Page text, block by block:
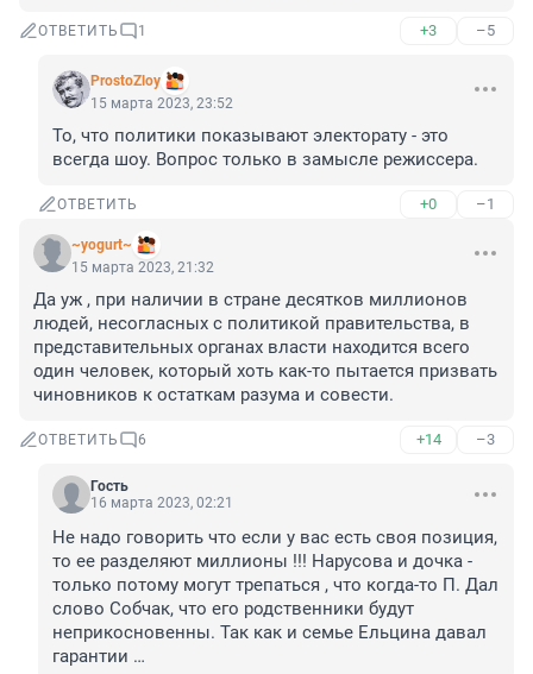
ОТВЕТИТЬ 1 +3 –5
ProstoZloy
15 марта 2023, 23:52
То, что политики показывают электорату - это
всегда шоу. Вопрос только в замысле режиссера.
ОТВЕТИТЬ +0 –1
~yogurt~
15 марта 2023, 21:32
Да уж , при наличии в стране десятков миллионов
людей, несогласных с политикой правительства, в
представительных органах власти находится всего
один человек, который хоть как-то пытается призвать
чиновников к остаткам разума и совести.
ОТВЕТИТЬ 6 +14 –3
Гость
16 марта 2023, 02:21
Не надо говорить что если у вас есть своя позиция,
то ее разделяют миллионы !!! Нарусова и дочка -
только потому могут трепаться , что когда-то П. Дал
слово Собчак, что его родственники будут
неприкосновенны. Так как и семье Ельцина давал
гарантии …